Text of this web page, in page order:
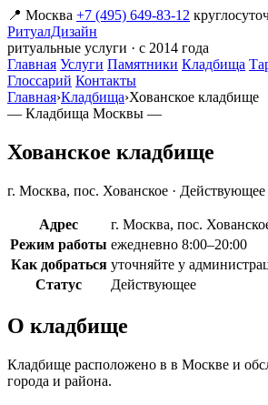
📍 Москва +7 (495) 649-83-12
РитуалДизайн
ритуальные услуги · с 2014 года
Главная Услуги Памятники Кладбища
Глоссарий Контакты
Главная›Кладбища›Хованское кладбище
— Кладбища Москвы —
Хованское кладбище
г. Москва, пос. Хованское · Действующее
Адрес
г. Москва, пос.
Режим работы ежедневно 8:00–20:00
Как добраться уточняйте у
Статус
Действующее
О кладбище
Кладбище расположено в в Москве и
города и района.